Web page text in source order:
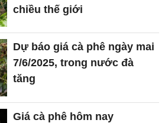
chiều thế giới
Dự báo giá cà phê ngày mai
7/6/2025, trong nước đà
tăng
Giá cà phê hôm nay